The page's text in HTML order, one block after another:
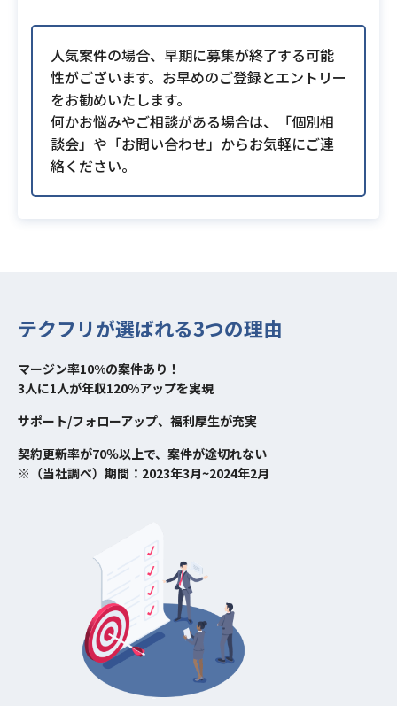
人気案件の場合、早期に募集が終了する可能
性がございます。お早めのご登録とエントリー
をお勧めいたします。
何かお悩みやご相談がある場合は、「個別相
談会」や「お問い合わせ」からお気軽にご連
絡ください。
テクフリが選ばれる3つの理由
マージン率10%の案件あり！
3人に1人が年収120%アップを実現
サポート/フォローアップ、福利厚生が充実
契約更新率が70％以上で、案件が途切れない
※（当社調べ）期間：2023年3月~2024年2月